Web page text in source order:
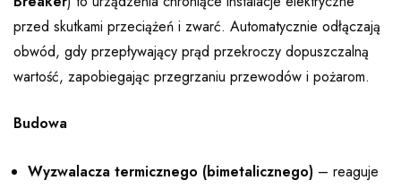
przed skutkami przeciążeń i zwarć. Automatycznie odłączają
obwód, gdy przepływający prąd przekroczy dopuszczalną
wartość, zapobiegając przegrzaniu przewodów i pożarom.
Budowa
Wyzwalacza termicznego (bimetalicznego) – reaguje